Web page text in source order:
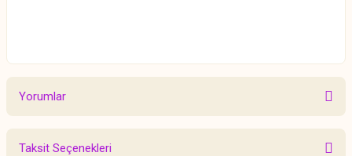
Yorumlar
Taksit Seçenekleri